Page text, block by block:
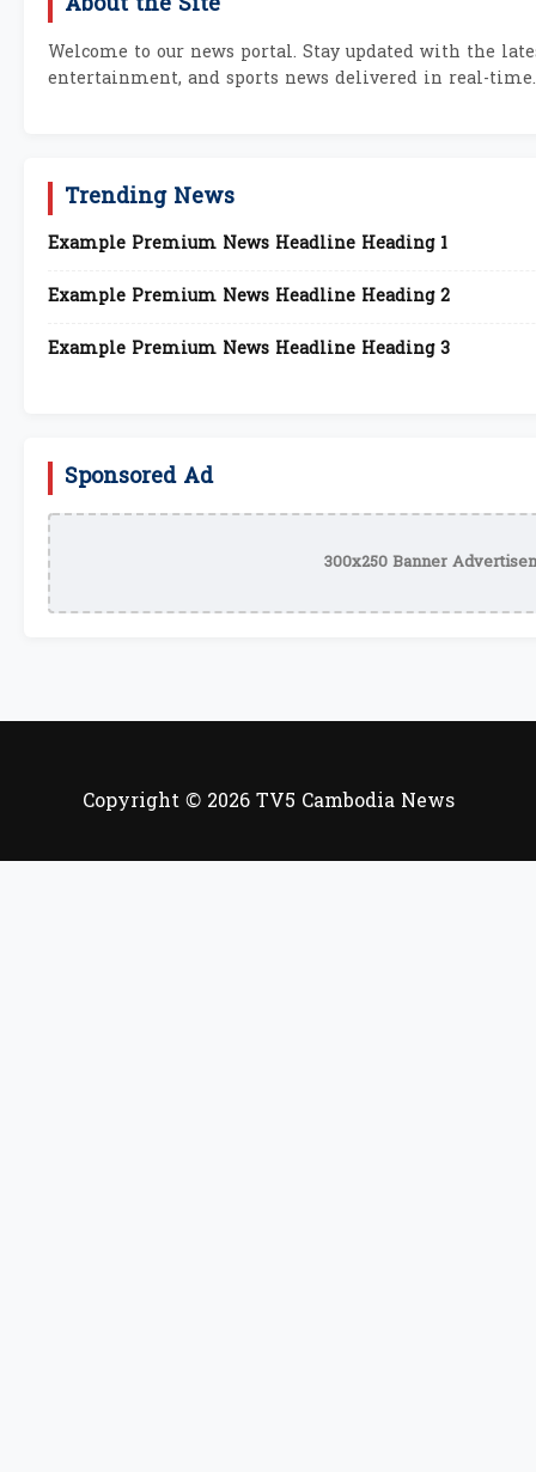
Welcome to our news portal. Stay updated with the
entertainment, and sports news delivered in real-time.
Trending News
Example Premium News Headline Heading 1
Example Premium News Headline Heading 2
Example Premium News Headline Heading 3
Sponsored Ad
300x250 Banner
Copyright © 2026 TV5 Cambodia News